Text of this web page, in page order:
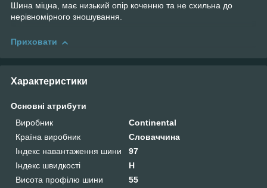
Шина міцна, має низький опір коченню та не схильна до
нерівномірного зношування.
Приховати
Характеристики
Основні атрибути
Виробник
Continental
Країна виробник
Словаччина
Індекс навантаження шини
97
Індекс швидкості
H
Висота профілю шини
55